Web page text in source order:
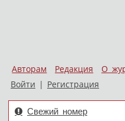
Авторам Редакция О
Войти | Регистрация
Свежий номер